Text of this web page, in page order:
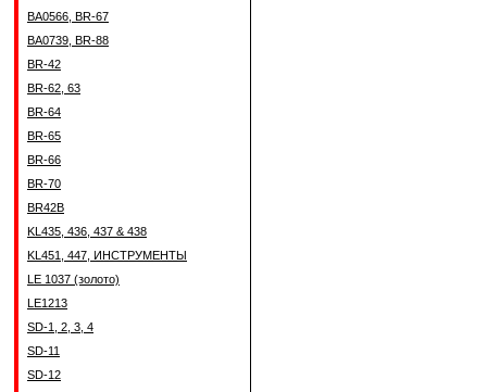
BA0566, BR-67
BA0739, BR-88
BR-42
BR-62, 63
BR-64
BR-65
BR-66
BR-70
BR42B
KL435, 436, 437 & 438
KL451, 447, ИНСТРУМЕНТЫ
LE 1037 (золото)
LE1213
SD-1, 2, 3, 4
SD-11
SD-12